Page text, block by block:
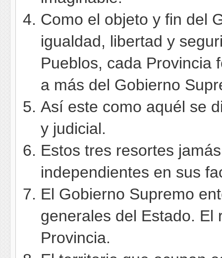
Como el objeto y fin del
igualdad, libertad y
Pueblos, cada Provincia
a más del Gobierno
Así este como aquél se
y judicial.
Estos tres resortes
independientes en sus
El Gobierno Supremo
generales del Estado. El
Provincia.